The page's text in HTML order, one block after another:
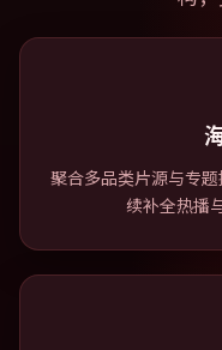
聚合多品类片源与专
续补全热播